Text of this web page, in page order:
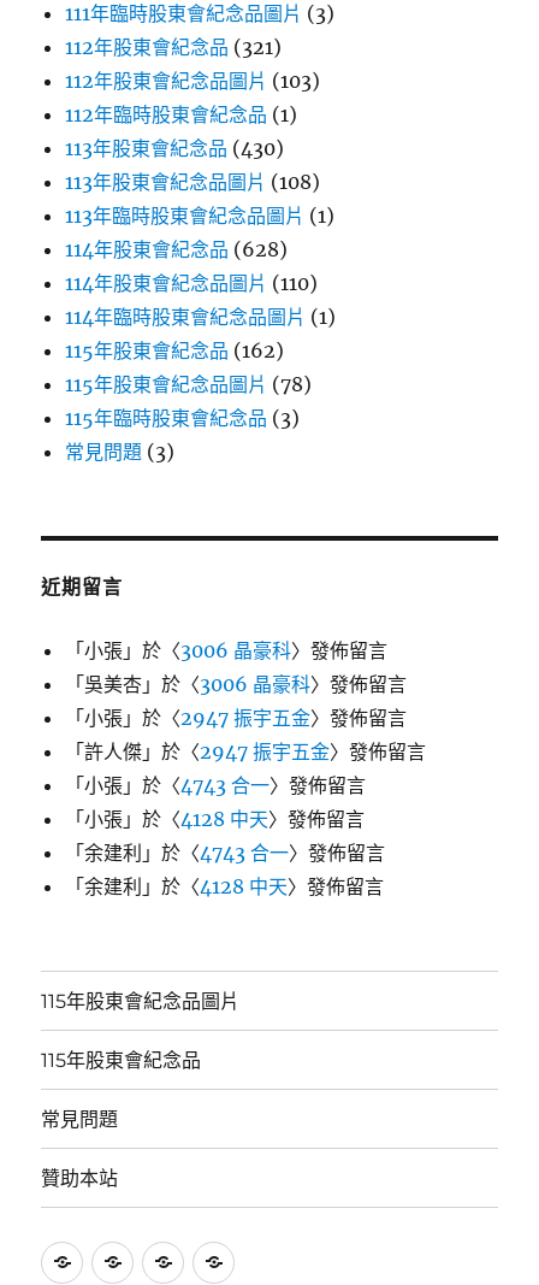
111年臨時股東會紀念品圖片 (3)
112年股東會紀念品 (321)
112年股東會紀念品圖片 (103)
112年臨時股東會紀念品 (1)
113年股東會紀念品 (430)
113年股東會紀念品圖片 (108)
113年臨時股東會紀念品圖片 (1)
114年股東會紀念品 (628)
114年股東會紀念品圖片 (110)
114年臨時股東會紀念品圖片 (1)
115年股東會紀念品 (162)
115年股東會紀念品圖片 (78)
115年臨時股東會紀念品 (3)
常見問題 (3)
近期留言
「小張 」於〈3006 晶豪科〉發佈留言
「吳美杏 」於〈3006 晶豪科〉發佈留言
「小張 」於〈2947 振宇五金〉發佈留言
「許人傑 」於〈2947 振宇五金〉發佈留言
「小張 」於〈4743 合一〉發佈留言
「小張 」於〈4128 中天〉發佈留言
「余建利 」於〈4743 合一〉發佈留言
「余建利 」於〈4128 中天〉發佈留言
115年股東會紀念品圖片
115年股東會紀念品
常見問題
贊助本站
115
115
常
贊